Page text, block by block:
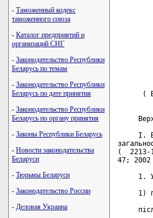
- Таможенный кодекс
таможенного союза
- Каталог предприятий и
организаций СНГ
- Законодательство Республики
Беларусь по темам
- Законодательство Республики
Беларусь по дате принятия
- Законодательство Республики
Беларусь по органу принятия
- Законы Республики Беларусь
- Новости законодательства
Беларуси
- Тюрьмы Беларуси
- Законодательство России
- Деловая Украина
(
I.
(  2213-
47;
1.
1)